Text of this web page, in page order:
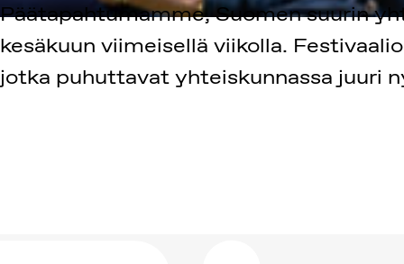
Päätapahtumamme, Suomen suurin
kesäkuun viimeisellä viikolla.
jotka puhuttavat yhteiskunnassa juuri